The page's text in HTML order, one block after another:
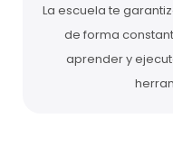
La escuela te
de forma
aprender y